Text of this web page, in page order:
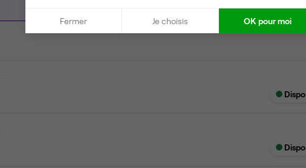
Dispo
Dispo
Fermer Je choisis OK pour moi